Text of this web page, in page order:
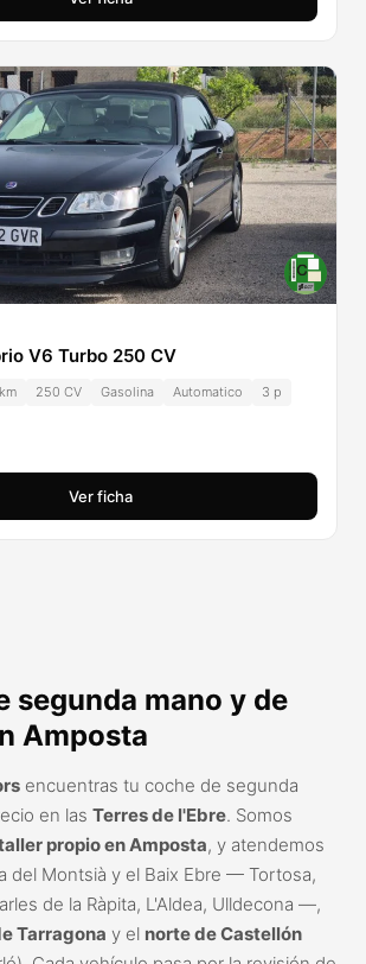
V6 Turbo 250 CV
250 CV Gasolina Automatico 3 p
Ver ficha
segunda mano y de
Amposta
encuentras tu coche de segunda
en las Terres de l'Ebre. Somos
propio en Amposta, y atendemos
del Montsià y el Baix Ebre — Tortosa,
de la Ràpita, L'Aldea, Ulldecona —,
Tarragona y el norte de Castellón